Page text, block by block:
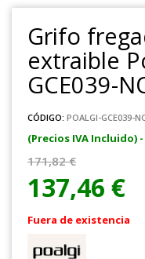
Grifo
extraible
GCE039-
CÓDIGO: POALGI-GCE039-
(Precios IVA Incluido) -
171,82 €
137,46 €
Fuera de existencia